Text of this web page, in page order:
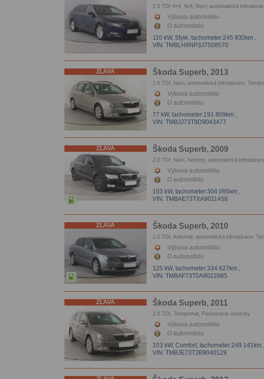
2.0 TDI 4x4, 4x4, Navi, automatická
Xenóny, Tempomat, Parkovacie senzory,
sedačiek
Výbava automobilu
O automobilu
110 kW, Style, tachometer:245 830km ,
VIN: TMBLH9NP3J7508570
ZĽAVA Škoda Superb, 2013
1.6 TDI, Navi, automatická klimatizace,
Vyhrievanie sedačiek, Parkovacie senzory
Výbava automobilu
O automobilu
77 kW, tachometer:191 809km ,
VIN: TMBJJ73T9D9043477
ZĽAVA Škoda Superb, 2009
2.0 TDI, Navi, Xenóny, automatická
Tempomat, Vyhrievanie sedačiek, Parkovacie
Výbava automobilu
O automobilu
103 kW, tachometer:304 095km ,
VIN: TMBAE73TXA9011458
ZĽAVA Škoda Superb, 2010
2.0 TDI, Automat, automatická klimatizace,
Parkovacie senzory
Výbava automobilu
O automobilu
125 kW, tachometer:334 627km ,
VIN: TMBAF73T0A9022885
ZĽAVA Škoda Superb, 2011
2.0 TDI, Tempomat, Parkovacie senzory
Výbava automobilu
O automobilu
103 kW, Comfort, tachometer:249 141km ,
VIN: TMBJE73T2B9040129